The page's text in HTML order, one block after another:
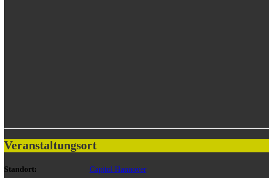
Veranstaltungsort
Standort:
Capitol Hannover